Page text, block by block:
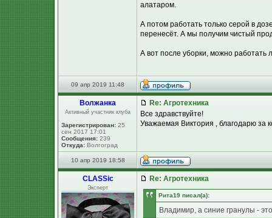
алатаром.
А потом работать только серой в
перенесёт. А мы получим чистый
А вот после уборки, можно
09 апр 2019 11:48
Волжанка
Активный участник клуба
Зарегистрирован: 25
сен 2017 17:01
Сообщения: 239
Откуда: Волгоград
Re: Агротехника
Все здравствуйте!
Уважаемая Виктория , благодарю за
10 апр 2019 18:58
CLASSic
Эксперт
Re: Агротехника
Рита19 писал(а):
Владимир, а синие гранулы -